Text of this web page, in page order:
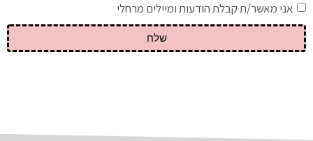
אני מאשר/ת קבלת הודעות ומיילים מרחלי
שלח